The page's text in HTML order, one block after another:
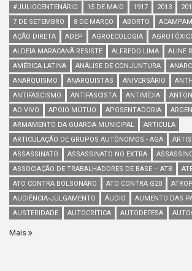
#JULIOCENTENÁRIO 15 DE MAIO 1917 2013
7 DE SETEMBRO
8 DE MARÇO ABORTO
AÇÃO DIRETA
ADEP AGROECOLOGIA
ALDEIA MARACANÃ RESISTE
ALFREDO LIMA ALINE
AMÉRICA LATINA
ANÁLISE DE CONJUNTURA
ANARQUISMO
ANARQUISTAS ANIVERSÁRIO
ANTIFASCISMO
ANTIFASCISTA ANTIMÍDIA
AO VIVO
APOIO MÚTUO APOSENTADORIA
ARMAMENTO DA GUARDA MUNICIPAL
ARTICULA
ARTICULAÇÃO DE GRUPOS AUTÔNOMOS - AGA
ASSASSINATO
ASSASSINATO NO EXTRA
ASSOCIAÇÃO DE TRABALHADORES DE BASE – ATB
ATO CONTRA BOLSONARO
ATO CONTRA G20
AUDIÊNCIA-JULGAMENTO
ÁUDIO
AUMENTO DAS
AUSTERIDADE
AUTOCRÍTICA AUTODEFESA
Mais